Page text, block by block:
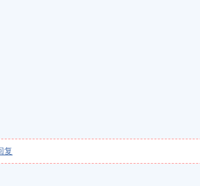
复